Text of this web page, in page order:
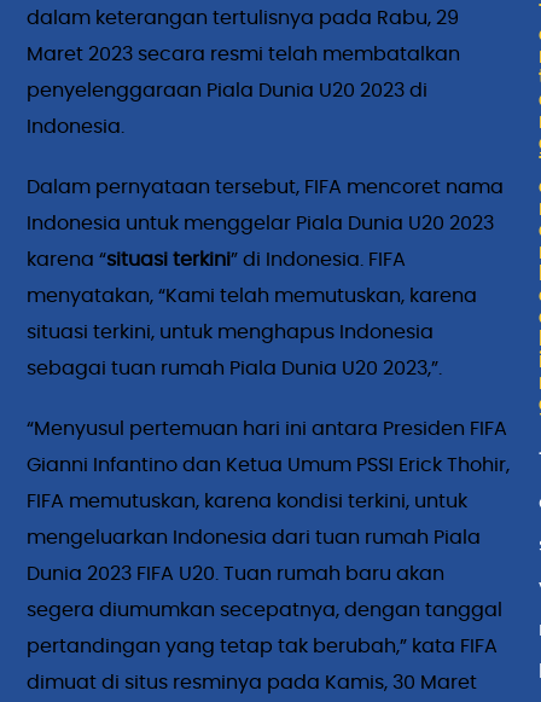
dalam keterangan tertulisnya pada Rabu, 29
Maret 2023 secara resmi telah membatalkan
penyelenggaraan Piala Dunia U20 2023 di
Indonesia.
Dalam pernyataan tersebut, FIFA mencoret nama
Indonesia untuk menggelar Piala Dunia U20 2023
karena “situasi terkini” di Indonesia. FIFA
menyatakan, “Kami telah memutuskan, karena
situasi terkini, untuk menghapus Indonesia
sebagai tuan rumah Piala Dunia U20 2023,”.
“Menyusul pertemuan hari ini antara Presiden FIFA
Gianni Infantino dan Ketua Umum PSSI Erick Thohir,
FIFA memutuskan, karena kondisi terkini, untuk
mengeluarkan Indonesia dari tuan rumah Piala
Dunia 2023 FIFA U20. Tuan rumah baru akan
segera diumumkan secepatnya, dengan tanggal
pertandingan yang tetap tak berubah,” kata FIFA
dimuat di situs resminya pada Kamis, 30 Maret